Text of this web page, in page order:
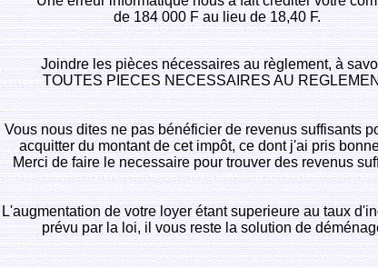
de 184 000 F au lieu de 18,40 F.
Joindre les pièces nécessaires au règlement, à
TOUTES PIECES NECESSAIRES AU
Vous nous dites ne pas bénéficier de revenus suffisants
acquitter du montant de cet impôt, ce dont j'ai pris
Merci de faire le necessaire pour trouver des revenus
L'augmentation de votre loyer étant superieure au taux
prévu par la loi, il vous reste la solution de